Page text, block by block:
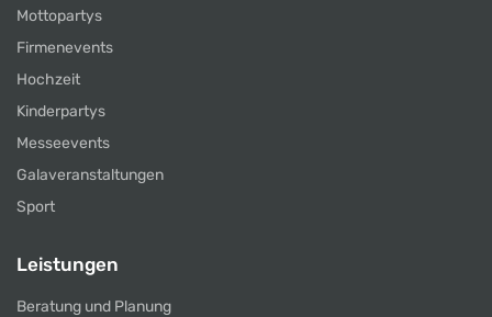
Mottopartys
Firmenevents
Hochzeit
Kinderpartys
Messeevents
Galaveranstaltungen
Sport
Leistungen
Beratung und Planung